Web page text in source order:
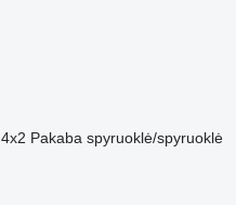
4x2 Pakaba spyruoklė/spyruoklė